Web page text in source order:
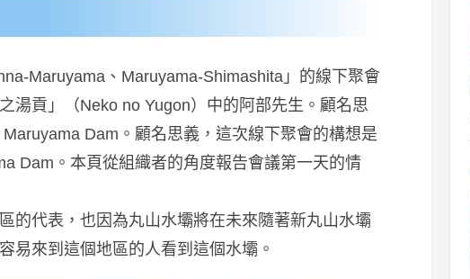
Maruyama、Maruyama-Shimashita」的線下聚會
湯貢」（Neko no Yugon）中的阿部先生。顧名思
Dam。顧名思義，這次線下聚會的構想是
Dam。本頁從組織者的角度報告會議第一天的情
的代表，也因為丸山水壩將在未來隨著新丸山水壩
易來到這個地區的人看到這個水壩。